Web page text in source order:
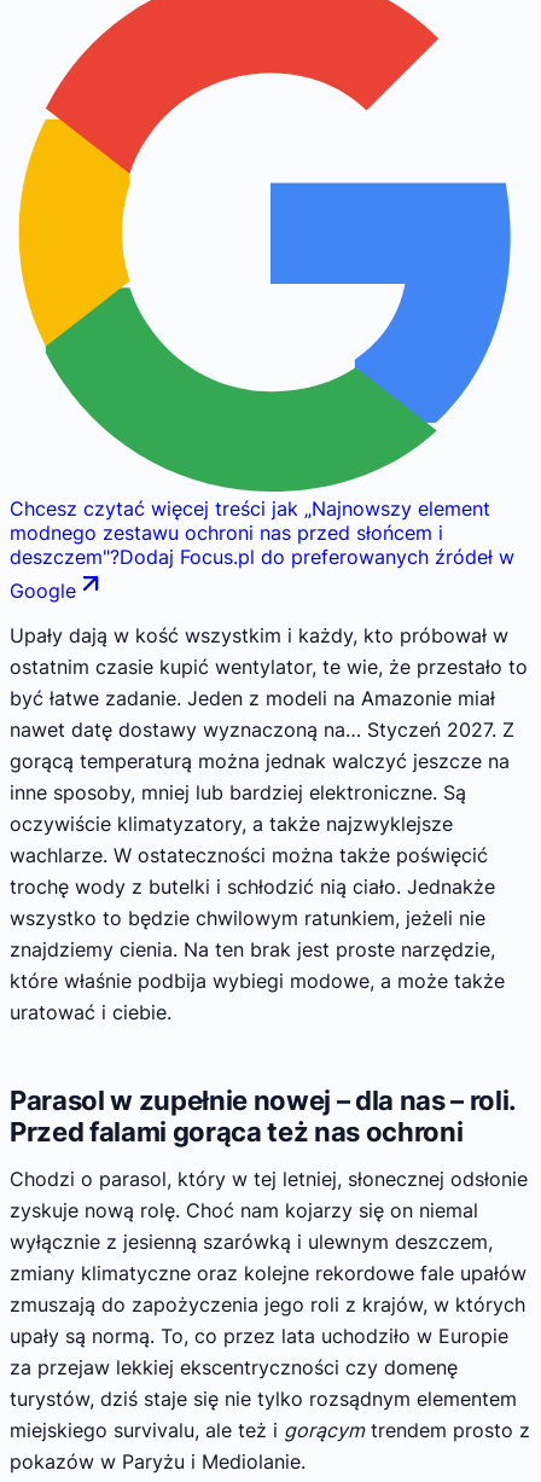
Chcesz czytać więcej treści jak „Najnowszy element
modnego zestawu ochroni nas przed słońcem i
deszczem"?Dodaj Focus.pl do preferowanych źródeł w
Google
Upały dają w kość wszystkim i każdy, kto próbował w
ostatnim czasie kupić wentylator, te wie, że przestało to
być łatwe zadanie. Jeden z modeli na Amazonie miał
nawet datę dostawy wyznaczoną na… Styczeń 2027. Z
gorącą temperaturą można jednak walczyć jeszcze na
inne sposoby, mniej lub bardziej elektroniczne. Są
oczywiście klimatyzatory, a także najzwyklejsze
wachlarze. W ostateczności można także poświęcić
trochę wody z butelki i schłodzić nią ciało. Jednakże
wszystko to będzie chwilowym ratunkiem, jeżeli nie
znajdziemy cienia. Na ten brak jest proste narzędzie,
które właśnie podbija wybiegi modowe, a może także
uratować i ciebie.
Parasol w zupełnie nowej – dla nas – roli.
Przed falami gorąca też nas ochroni
Chodzi o parasol, który w tej letniej, słonecznej odsłonie
zyskuje nową rolę. Choć nam kojarzy się on niemal
wyłącznie z jesienną szarówką i ulewnym deszczem,
zmiany klimatyczne oraz kolejne rekordowe fale upałów
zmuszają do zapożyczenia jego roli z krajów, w których
upały są normą. To, co przez lata uchodziło w Europie
za przejaw lekkiej ekscentryczności czy domenę
turystów, dziś staje się nie tylko rozsądnym elementem
miejskiego survivalu, ale też i gorącymtrendem prosto z
pokazów w Paryżu i Mediolanie.